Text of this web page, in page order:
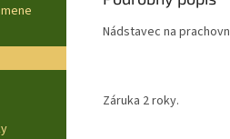
Nádstavec na
Záruka 2 roky.